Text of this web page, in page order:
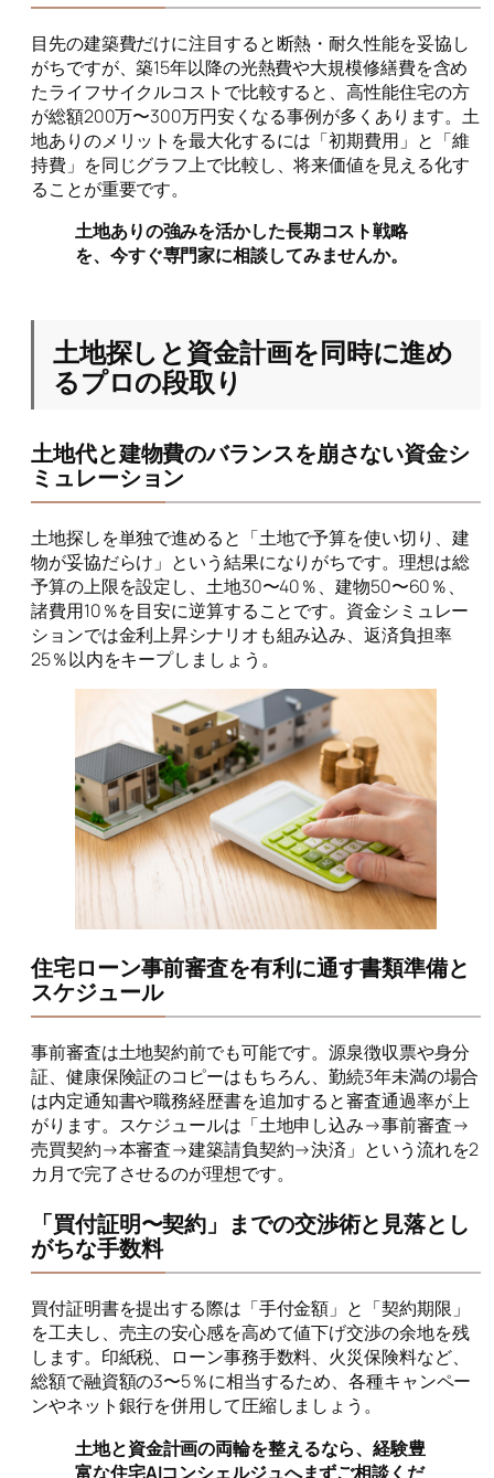
目先の建築費だけに注目すると断熱・耐久性能を妥協し
がちですが、築15年以降の光熱費や大規模修繕費を含め
たライフサイクルコストで比較すると、高性能住宅の方
が総額200万〜300万円安くなる事例が多くあります。土
地ありのメリットを最大化するには「初期費用」と「維
持費」を同じグラフ上で比較し、将来価値を見える化す
ることが重要です。
土地ありの強みを活かした長期コスト戦略
を、今すぐ専門家に相談してみませんか。
土地探しと資金計画を同時に進め
るプロの段取り
土地代と建物費のバランスを崩さない資金シ
ミュレーション
土地探しを単独で進めると「土地で予算を使い切り、建
物が妥協だらけ」という結果になりがちです。理想は総
予算の上限を設定し、土地30〜40％、建物50〜60％、
諸費用10％を目安に逆算することです。資金シミュレー
ションでは金利上昇シナリオも組み込み、返済負担率
25％以内をキープしましょう。
住宅ローン事前審査を有利に通す書類準備と
スケジュール
事前審査は土地契約前でも可能です。源泉徴収票や身分
証、健康保険証のコピーはもちろん、勤続3年未満の場合
は内定通知書や職務経歴書を追加すると審査通過率が上
がります。スケジュールは「土地申し込み→事前審査→
売買契約→本審査→建築請負契約→決済」という流れを2
カ月で完了させるのが理想です。
「買付証明〜契約」までの交渉術と見落とし
がちな手数料
買付証明書を提出する際は「手付金額」と「契約期限」
を工夫し、売主の安心感を高めて値下げ交渉の余地を残
します。印紙税、ローン事務手数料、火災保険料など、
総額で融資額の3〜5％に相当するため、各種キャンペー
ンやネット銀行を併用して圧縮しましょう。
土地と資金計画の両輪を整えるなら、経験豊
富な住宅AIコンシェルジュへまずご相談くだ